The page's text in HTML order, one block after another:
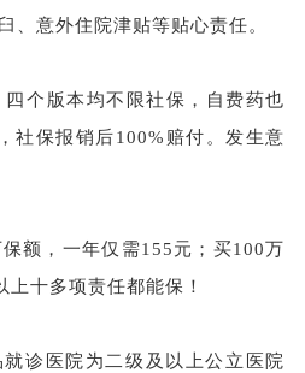
、意外住院津贴等贴心责任。
四个版本均不限社保，自费药也
社保报销后100%赔付。发生意
保额，一年仅需155元；买100万
十多项责任都能保！
诊医院为二级及以上公立医院